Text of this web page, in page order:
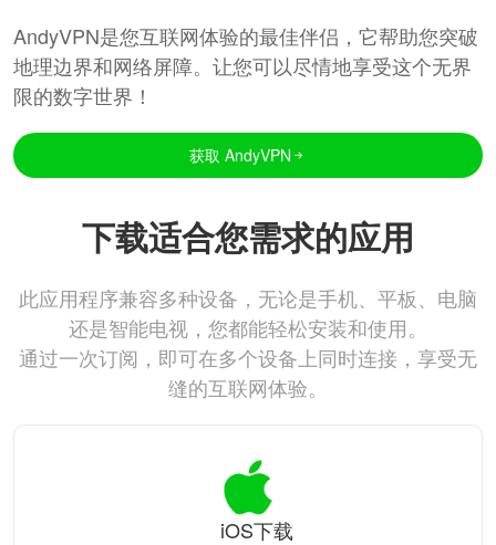
AndyVPN是您互联网体验的最佳伴侣，它帮助您突破
地理边界和网络屏障。让您可以尽情地享受这个无界
限的数字世界！
获取 AndyVPN
下载适合您需求的应用
此应用程序兼容多种设备，无论是手机、平板、电脑
还是智能电视，您都能轻松安装和使用。
通过一次订阅，即可在多个设备上同时连接，享受无
缝的互联网体验。
iOS下载